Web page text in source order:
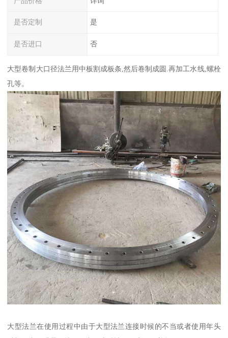
是否定制 是
是否进口 否
大型卷制大口径法兰用中板割成板条,然后卷制成圆.再加工水线,螺栓
孔等。
大型法兰在使用过程中由于大型法兰连接时候的不当或者使用年头